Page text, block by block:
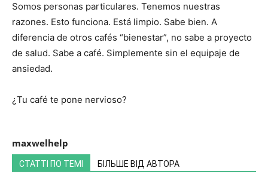
Somos personas particulares. Tenemos nuestras
razones. Esto funciona. Está limpio. Sabe bien. A
diferencia de otros cafés “bienestar”, no sabe a proyecto
de salud. Sabe a café. Simplemente sin el equipaje de
ansiedad.
¿Tu café te pone nervioso?
maxwelhelp
СТАТТІ ПО ТЕМІ БІЛЬШЕ ВІД АВТОРА